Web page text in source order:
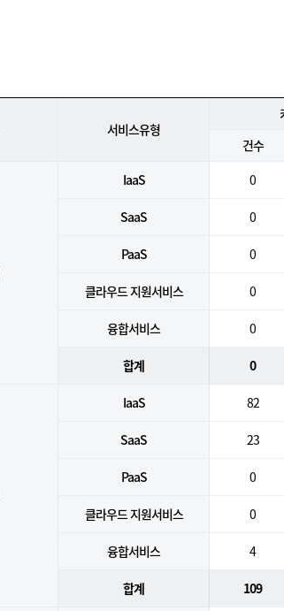
서비스유형
건수
IaaS 0
SaaS 0
PaaS 0
클라우드 지원서비스 0
융합서비스 0
합계 0
IaaS 82
SaaS 23
PaaS 0
클라우드 지원서비스 0
융합서비스 4
합계 109